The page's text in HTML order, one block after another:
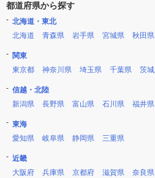
都道府県から探す
北海道・東北
北海道
青森県 岩手県 宮城県 秋田県
関東
東京都
神奈川県 埼玉県 千葉県 茨
信越・北陸
新潟県
長野県 富山県 石川県 福井県
東海
愛知県
岐阜県 静岡県 三重県
近畿
大阪府
兵庫県 京都府 滋賀県 奈良県